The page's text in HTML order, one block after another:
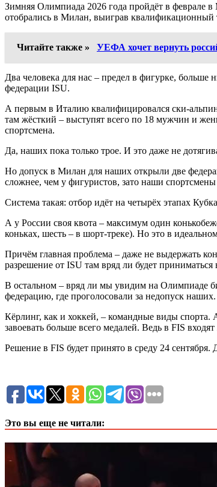
Зимняя Олимпиада 2026 года пройдёт в феврале
отобрались в Милан, выиграв квалификационный
Читайте также » УЕФА хочет вернуть
Два человека для нас – предел в фигурке,
федерации ISU.
А первым в Италию квалифицировался ски-
там жёсткий – выступят всего по 18 мужчин и
спортсмена.
Да, наших пока только трое. И это даже не
Но допуск в Милан для наших открыли две
сложнее, чем у фигуристов, зато наши
Система такая: отбор идёт на четырёх этапах
А у России своя квота – максимум один
коньках, шесть – в шорт-треке). Но это в
Причём главная проблема – даже не выдержать
разрешение от ISU там вряд ли будет
В остальном – вряд ли мы увидим на Олимпиаде
федерацию, где проголосовали за недопуск
Кёрлинг, как и хоккей, – командные виды
завоевать больше всего медалей. Ведь в FIS
Решение в FIS будет принято в среду 24
Это вы еще не читали: